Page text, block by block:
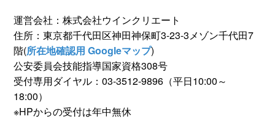
運営会社：株式会社ウインクリエート
住所：東京都千代田区神田神保町3-23-3メゾン千代田7
階(所在地確認用 Googleマップ)
公安委員会技能指導国家資格308号
受付専用ダイヤル：03-3512-9896（平日10:00～
18:00）
※HPからの受付は年中無休